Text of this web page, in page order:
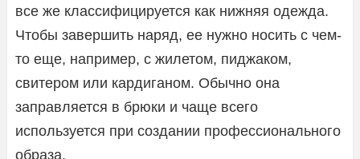
все же классифицируется как нижняя одежда.
Чтобы завершить наряд, ее нужно носить с чем-
то еще, например, с жилетом, пиджаком,
свитером или кардиганом. Обычно она
заправляется в брюки и чаще всего
используется при создании профессионального
образа.